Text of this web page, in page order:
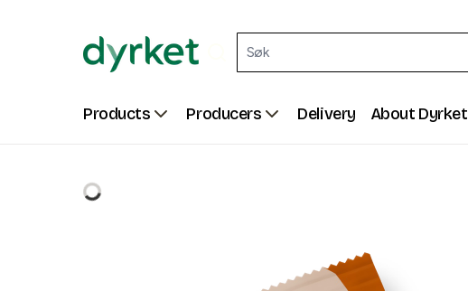
Products Producers Delivery About Dyrket